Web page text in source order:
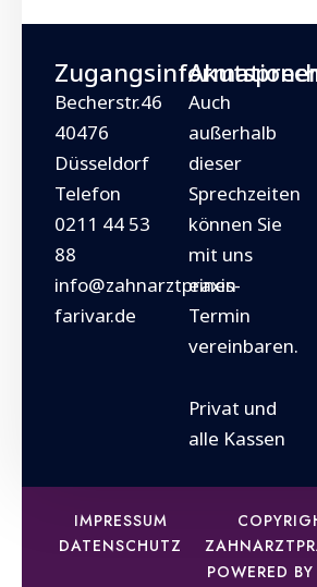
Becherstr.46
40476
Düsseldorf
Telefon
0211 44 53
88
info@zahnarztpraxis-
farivar.de
Auch
außerhalb
dieser
Sprechzeiten
können Sie
mit uns
einen
Termin
vereinbaren.
Privat und
alle Kassen
IMPRESSUM
DATENSCHUTZ
POWERED BY